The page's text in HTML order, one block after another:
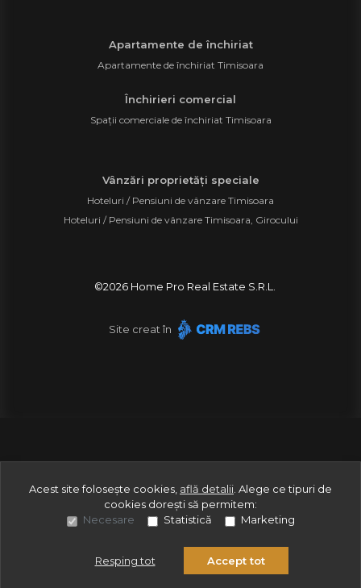
Apartamente de închiriat
Apartamente de închiriat Timisoara
Închirieri comercial
Spații comerciale de închiriat Timisoara
Vânzări proprietăți speciale
Hoteluri / Pensiuni de vânzare Timisoara
Hoteluri / Pensiuni de vânzare Timisoara, Girocului
©2026Home Pro Real Estate S.R.L.
Site creat în
Acest site folosește cookies, află detalii Alege ce tipuri de
cookies dorești să permitem:
Necesare
Statistică Marketing
Resping tot Accept tot